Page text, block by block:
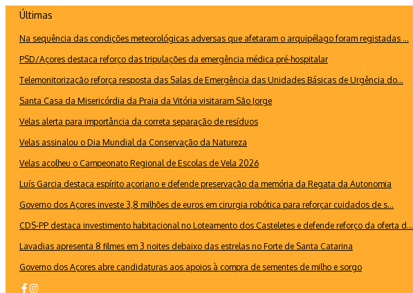
conteúdo
Últimas
Na sequência das condições meteorológicas adversas que afetaram o arquipélago foram registadas ...
PSD/Açores destaca reforço das tripulações da emergência médica pré-hospitalar
Telemonitorização reforça resposta das Salas de Emergência das Unidades Básicas de Urgência do...
Santa Casa da Misericórdia da Praia da Vitória visitaram São Jorge
Velas alerta para importância da correta separação de resíduos
Velas assinalou o Dia Mundial da Conservação da Natureza
Velas acolheu o Campeonato Regional de Escolas de Vela 2026
Luís Garcia destaca espírito açoriano e defende preservação da memória da Regata da Autonomia
Governo dos Açores investe 3,8 milhões de euros em cirurgia robótica para reforçar cuidados de s...
CDS-PP destaca investimento habitacional no Loteamento dos Casteletes e defende reforço da oferta d...
Lavadias apresenta 8 filmes em 3 noites debaixo das estrelas no Forte de Santa Catarina
Governo dos Açores abre candidaturas aos apoios à compra de sementes de milho e sorgo